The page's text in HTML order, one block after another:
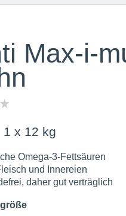
Max-i-
1 x 12 kg
Omega-3-Fettsäuren
und Innereien
daher gut verträglich